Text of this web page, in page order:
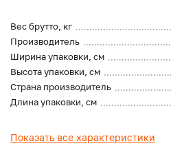
Вес брутто, кг
Производитель
Ширина упаковки, см
Высота упаковки, см
Страна производитель
Длина упаковки, см
Показать все характеристики